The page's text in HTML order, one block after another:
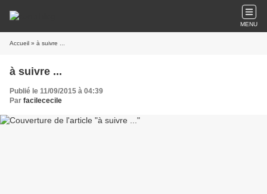
MENU
Accueil » à suivre ...
à suivre ...
Publié le 11/09/2015 à 04:39
Par facilececile